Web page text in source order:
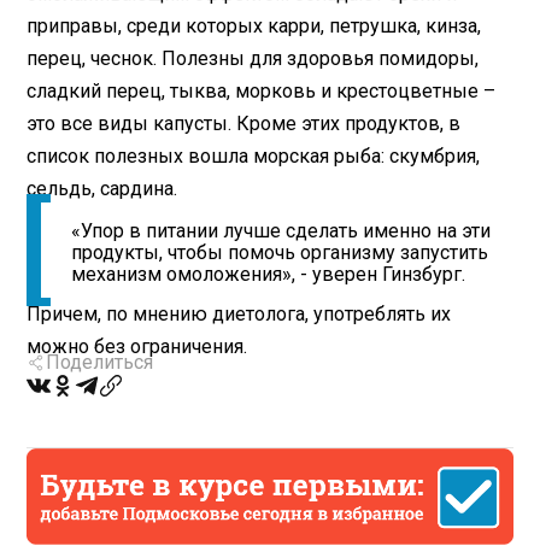
приправы, среди которых карри, петрушка, кинза,
перец, чеснок. Полезны для здоровья помидоры,
сладкий перец, тыква, морковь и крестоцветные –
это все виды капусты. Кроме этих продуктов, в
список полезных вошла морская рыба: скумбрия,
сельдь, сардина.
«Упор в питании лучше сделать именно на эти
продукты, чтобы помочь организму запустить
механизм омоложения», - уверен Гинзбург.
Причем, по мнению диетолога, употреблять их
можно без ограничения.
Поделиться